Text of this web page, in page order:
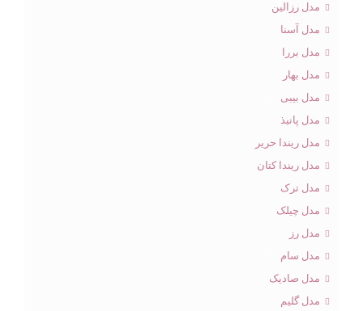
مدل رزالین
مدل آسنا
مدل بررا
مدل بهار
مدل بیبی
مدل پانیذ
مدل ریندا حریر
مدل ریندا کتان
مدل ترک
مدل چیلک
مدل رز
مدل سام
مدل صادیک
مدل گلیم